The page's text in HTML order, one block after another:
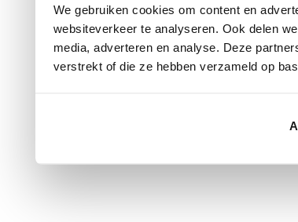
We gebruiken cookies om content en
websiteverkeer te analyseren. Ook delen
media, adverteren en analyse. Deze
verstrekt of die ze hebben verzameld op